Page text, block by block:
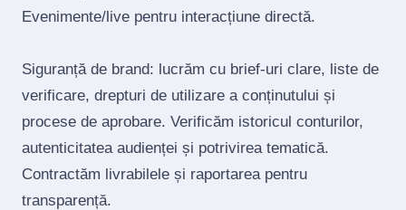
Evenimente/live pentru interacțiune directă.
Siguranță de brand: lucrăm cu brief‑uri clare, liste de
verificare, drepturi de utilizare a conținutului și
procese de aprobare. Verificăm istoricul conturilor,
autenticitatea audienței și potrivirea tematică.
Contractăm livrabilele și raportarea pentru
transparență.